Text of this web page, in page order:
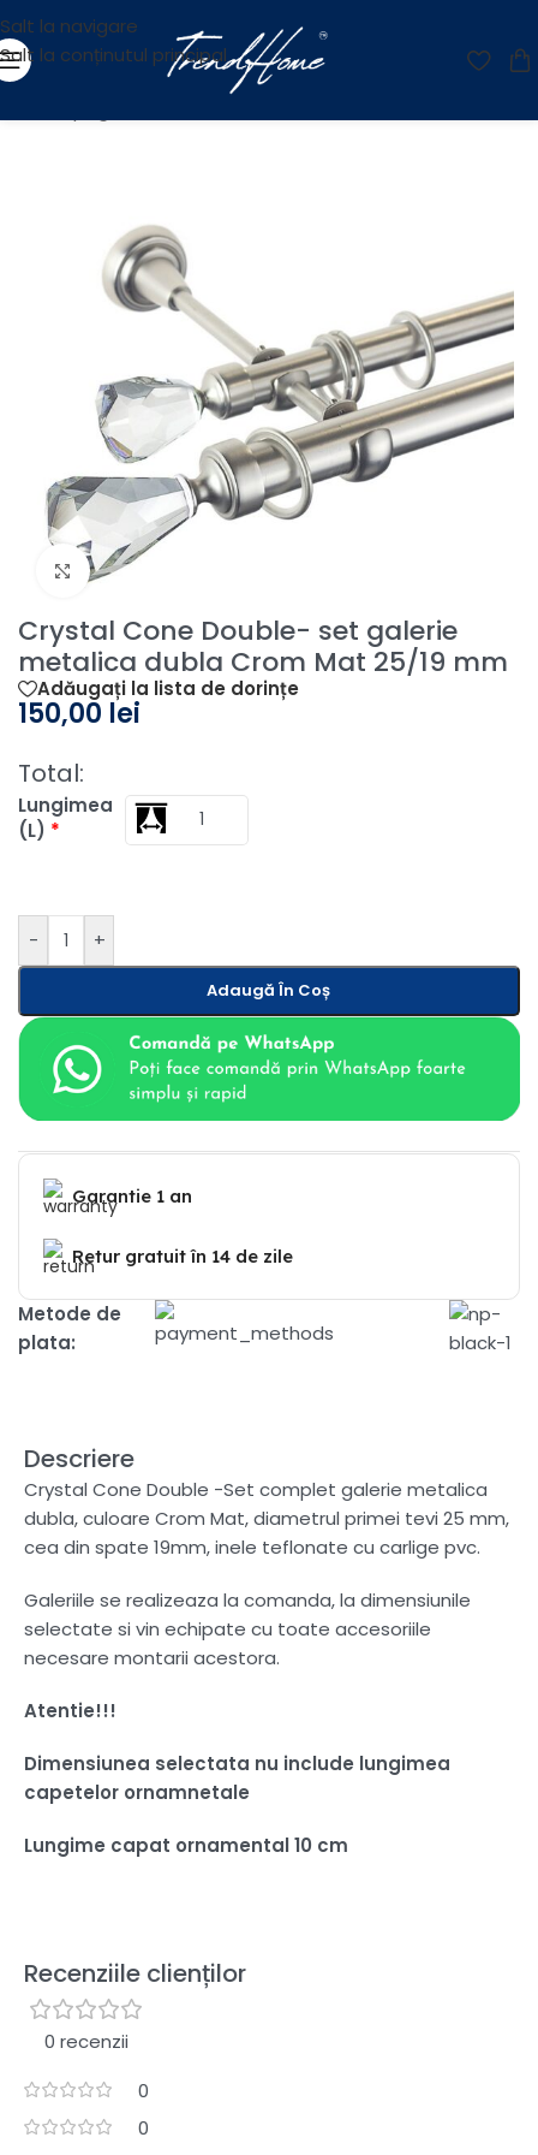
Salt la navigare
Salt la conținutul principal
Fă clic pentru a mări
Crystal Cone Double- set galerie
metalica dubla Crom Mat 25/19 mm
Adăugați la lista de dorințe
150,00 lei
Lungimea
(L) *
- +
Adaugă În Coș
Total:
Garantie 1 an
Retur gratuit în 14 de zile
Metode de
plata:
Descriere
Crystal Cone Double -Set complet galerie metalica
dubla, culoare Crom Mat, diametrul primei tevi 25 mm,
cea din spate 19mm, inele teflonate cu carlige pvc.
Galeriile se realizeaza la comanda, la dimensiunile
selectate si vin echipate cu toate accesoriile
necesare montarii acestora.
Atentie!!!
Dimensiunea selectata nu include lungimea
capetelor ornamnetale
Lungime capat ornamental 10 cm
Recenziile clienților
0 recenzii
0
0